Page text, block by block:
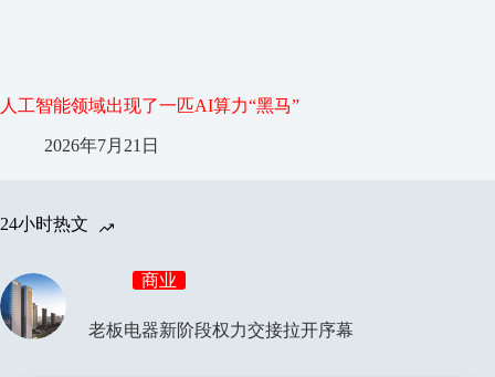
人工智能领域出现了一匹AI算力“黑马”
2026年7月21日
24小时热文
商业
老板电器新阶段权力交接拉开序幕